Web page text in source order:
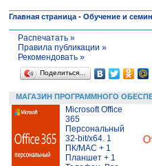
Главная страница - Обучение и
Распечатать »
Правила публикации »
Рекомендовать »
Поделиться…
МАГАЗИН ПРОГРАММНОГО
Microsoft Office
365
Персональный
32-bit/x64. 1
ПК/MAC + 1
Планшет + 1